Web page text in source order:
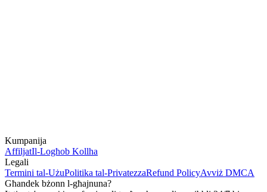
Kumpanija
AffiljatIl-Logħob Kollha
Legali
Termini tal-UżuPolitika tal-PrivatezzaRefund PolicyAvviż DMCA
Għandek bżonn l-għajnuna?